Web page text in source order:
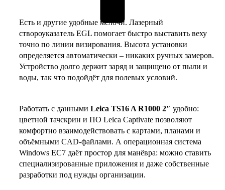
Есть и другие удобные мелочи. Лазерный
створоуказатель EGL помогает быстро выставить веху
точно по линии визирования. Высота установки
определяется автоматически – никаких ручных замеров.
Устройство долго держит заряд и защищено от пыли и
воды, так что подойдёт для полевых условий.
Работать с данными Leica TS16 A R1000 2″ удобно:
цветной тачскрин и ПО Leica Captivate позволяют
комфортно взаимодействовать с картами, планами и
объёмными CAD‑файлами. А операционная система
Windows EC7 даёт простор для манёвра: можно ставить
специализированные приложения и даже собственные
разработки под нужды организации.